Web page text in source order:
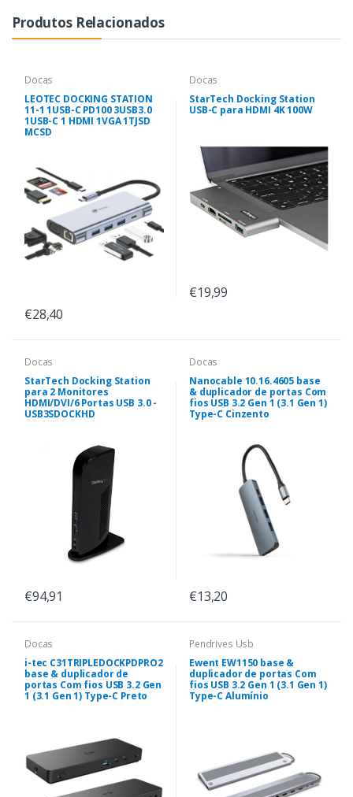
Produtos Relacionados
Docas
LEOTEC DOCKING STATION
11-1 1USB-C PD100 3USB3.0
1USB-C 1 HDMI 1VGA 1TJSD
MCSD
€28,40
Docas
StarTech Docking Station
USB-C para HDMI 4K 100W
€19,99
Docas
StarTech Docking Station
para 2 Monitores
HDMI/DVI/6 Portas USB 3.0 -
USB3SDOCKHD
€94,91
Docas
Nanocable 10.16.4605 base
& duplicador de portas Com
fios USB 3.2 Gen 1 (3.1 Gen 1)
Type-C Cinzento
€13,20
Docas
i-tec C31TRIPLEDOCKPDPRO2
base & duplicador de
portas Com fios USB 3.2 Gen
1 (3.1 Gen 1) Type-C Preto
Pendrives Usb
Ewent EW1150 base &
duplicador de portas Com
fios USB 3.2 Gen 1 (3.1 Gen 1)
Type-C Alumínio